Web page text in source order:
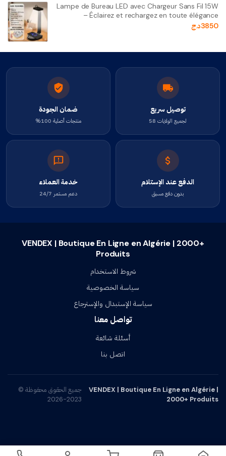
Lampe de Bureau LED avec Chargeur Sans Fil 15W
– Éclairez et rechargez en toute élégance
3850د.ج
توصيل سريع
لجميع الولايات 58
ضمان الجودة
منتجات أصلية 100%
الدفع عند الإستلام
بدون دفع مسبق
خدمة العملاء
دعم مستمر 24/7
VENDEX | Boutique En Ligne en Algérie | 2000+
Produits
شروط الاستخدام
سياسة الخصوصية
سياسة الإستبدال والإسترجاع
تواصل معنا
أسئلة شائعة
اتصل بنا
VENDEX | Boutique En Ligne en Algérie |
2000+ Produits
جميع الحقوق محفوظة ©
2023-2026